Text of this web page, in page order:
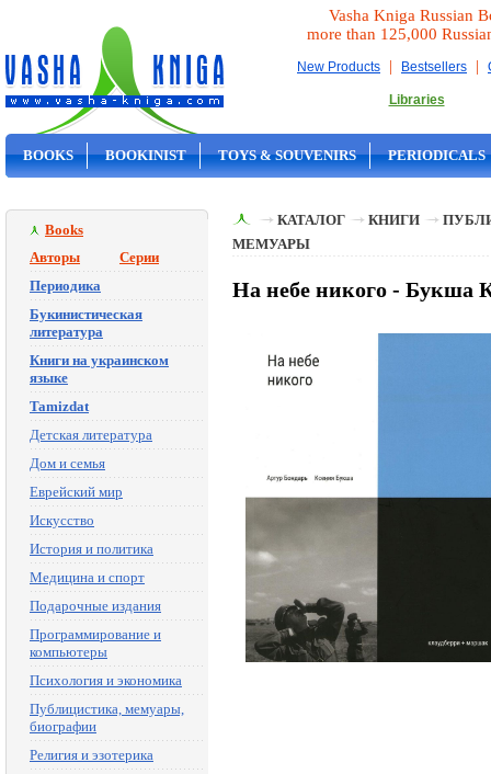
Vasha Kniga Russian
more than 125,000
New Products | Bestsellers |
Libraries
BOOKS BOOKINIST TOYS & SOUVENIRS PERIODICALS
Books
Авторы
Серии
Периодика
Букинистическая
литература
Книги на украинском
языке
Tamizdat
Детская литература
Дом и семья
Еврейский мир
Искусство
История и политика
Медицина и спорт
Подарочные издания
Программирование и
компьютеры
Психология и экономика
Публицистика, мемуары,
биографии
Религия и эзотерика
КАТАЛОГ КНИГИ
МЕМУАРЫ
На небе никого - Букша